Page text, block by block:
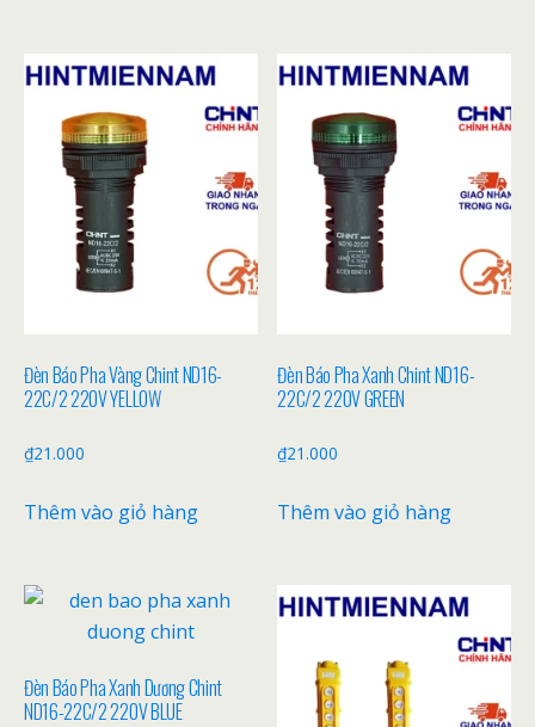
Đèn Báo Pha Vàng Chint ND16-
22C/2 220V YELLOW
₫21.000
Thêm vào giỏ hàng
Đèn Báo Pha Xanh Chint ND16-
22C/2 220V GREEN
₫21.000
Thêm vào giỏ hàng
Đèn Báo Pha Xanh Dương Chint
ND16-22C/2 220V BLUE